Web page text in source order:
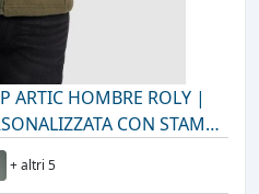
ARTIC HOMBRE ROLY |
CON STAMPA
+ altri 5